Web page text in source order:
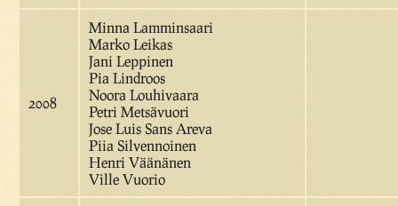
2008
Minna Lamminsaari
Marko Leikas
Jani Leppinen
Pia Lindroos
Noora Louhivaara
Petri Metsävuori
Jose Luis Sans Areva
Piia Silvennoinen
Henri Väänänen
Ville Vuorio